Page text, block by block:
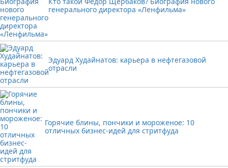
генерального директора «Ленфильма»
Эдуард Худайнатов: карьера в нефтегазовой
отрасли
Горячие блины, пончики и мороженое: 10
отличных бизнес-идей для стритфуда